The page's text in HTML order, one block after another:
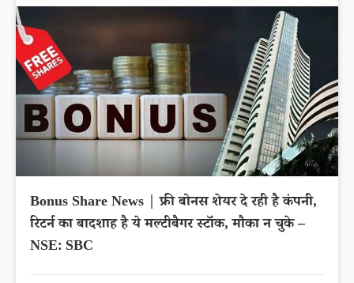
Bonus Share News | फ्री बोनस शेयर दे रही है कंपनी,
रिटर्न का बादशाह है ये मल्टीबैगर स्टॉक, मौका न चुके –
NSE: SBC